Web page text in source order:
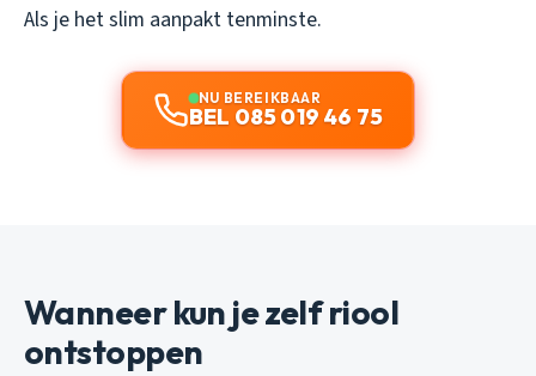
Als je het slim aanpakt tenminste.
NU BEREIKBAAR
BEL 085 019 46 75
Wanneer kun je zelf riool
ontstoppen